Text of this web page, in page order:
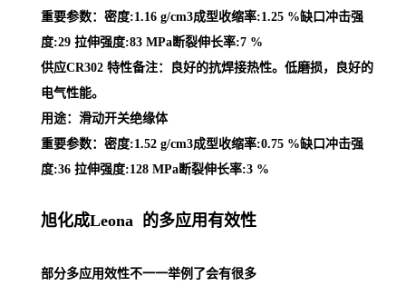
重要参数：密度:1.16 g/cm3成型收缩率:1.25 %缺口冲击强
度:29 拉伸强度:83 MPa断裂伸长率:7 %
供应CR302 特性备注：良好的抗焊接热性。低磨损，良好的
电气性能。
用途：滑动开关绝缘体
重要参数：密度:1.52 g/cm3成型收缩率:0.75 %缺口冲击强
度:36 拉伸强度:128 MPa断裂伸长率:3 %
旭化成Leona 的多应用有效性
部分多应用效性不一一举例了会有很多